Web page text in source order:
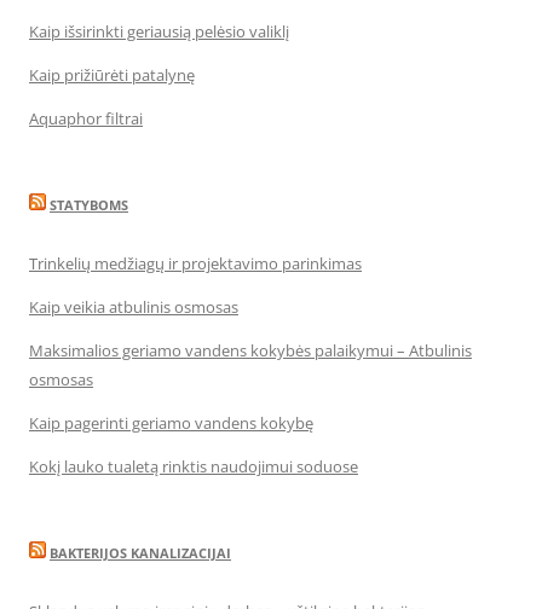
Kaip išsirinkti geriausią pelėsio valiklį
Kaip prižiūrėti patalynę
Aquaphor filtrai
STATYBOMS
Trinkelių medžiagų ir projektavimo parinkimas
Kaip veikia atbulinis osmosas
Maksimalios geriamo vandens kokybės palaikymui – Atbulinis
osmosas
Kaip pagerinti geriamo vandens kokybę
Kokį lauko tualetą rinktis naudojimui soduose
BAKTERIJOS KANALIZACIJAI